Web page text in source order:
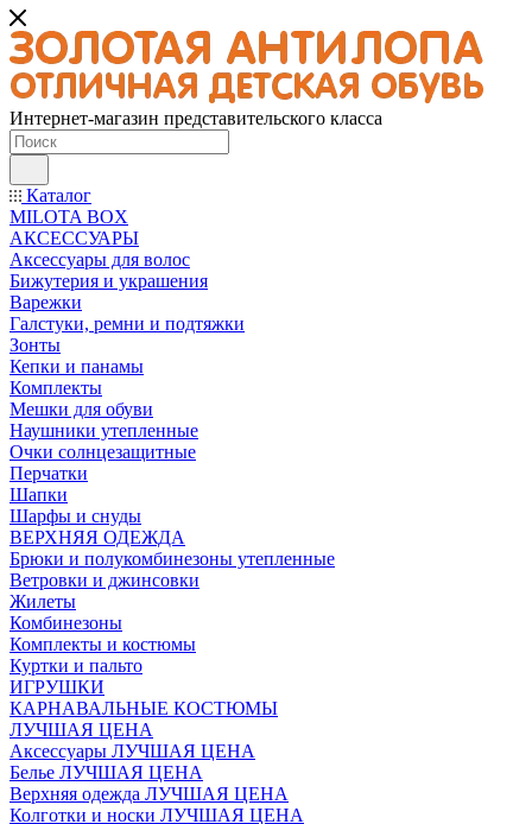
Интернет-магазин представительского класса
Каталог
MILOTA BOX
АКСЕССУАРЫ
Аксессуары для волос
Бижутерия и украшения
Варежки
Галстуки, ремни и подтяжки
Зонты
Кепки и панамы
Комплекты
Мешки для обуви
Наушники утепленные
Очки солнцезащитные
Перчатки
Шапки
Шарфы и снуды
ВЕРХНЯЯ ОДЕЖДА
Брюки и полукомбинезоны утепленные
Ветровки и джинсовки
Жилеты
Комбинезоны
Комплекты и костюмы
Куртки и пальто
ИГРУШКИ
КАРНАВАЛЬНЫЕ КОСТЮМЫ
ЛУЧШАЯ ЦЕНА
Аксессуары ЛУЧШАЯ ЦЕНА
Белье ЛУЧШАЯ ЦЕНА
Верхняя одежда ЛУЧШАЯ ЦЕНА
Колготки и носки ЛУЧШАЯ ЦЕНА